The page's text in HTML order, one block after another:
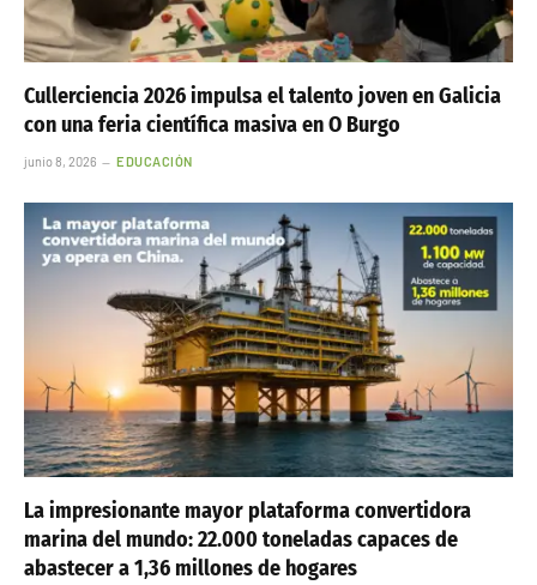
Cullerciencia 2026 impulsa el talento joven en Galicia
con una feria científica masiva en O Burgo
junio 8, 2026 EDUCACIÓN
La impresionante mayor plataforma convertidora
marina del mundo: 22.000 toneladas capaces de
abastecer a 1,36 millones de hogares